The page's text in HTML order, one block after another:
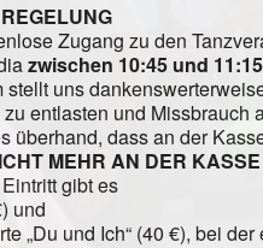
Zugang zu den
zwischen 10:45 und
stellt uns
entlasten und Missbrauch
überhand, dass an der
MEHR AN DER
gibt es
und
„Du und Ich“ (40 €), bei